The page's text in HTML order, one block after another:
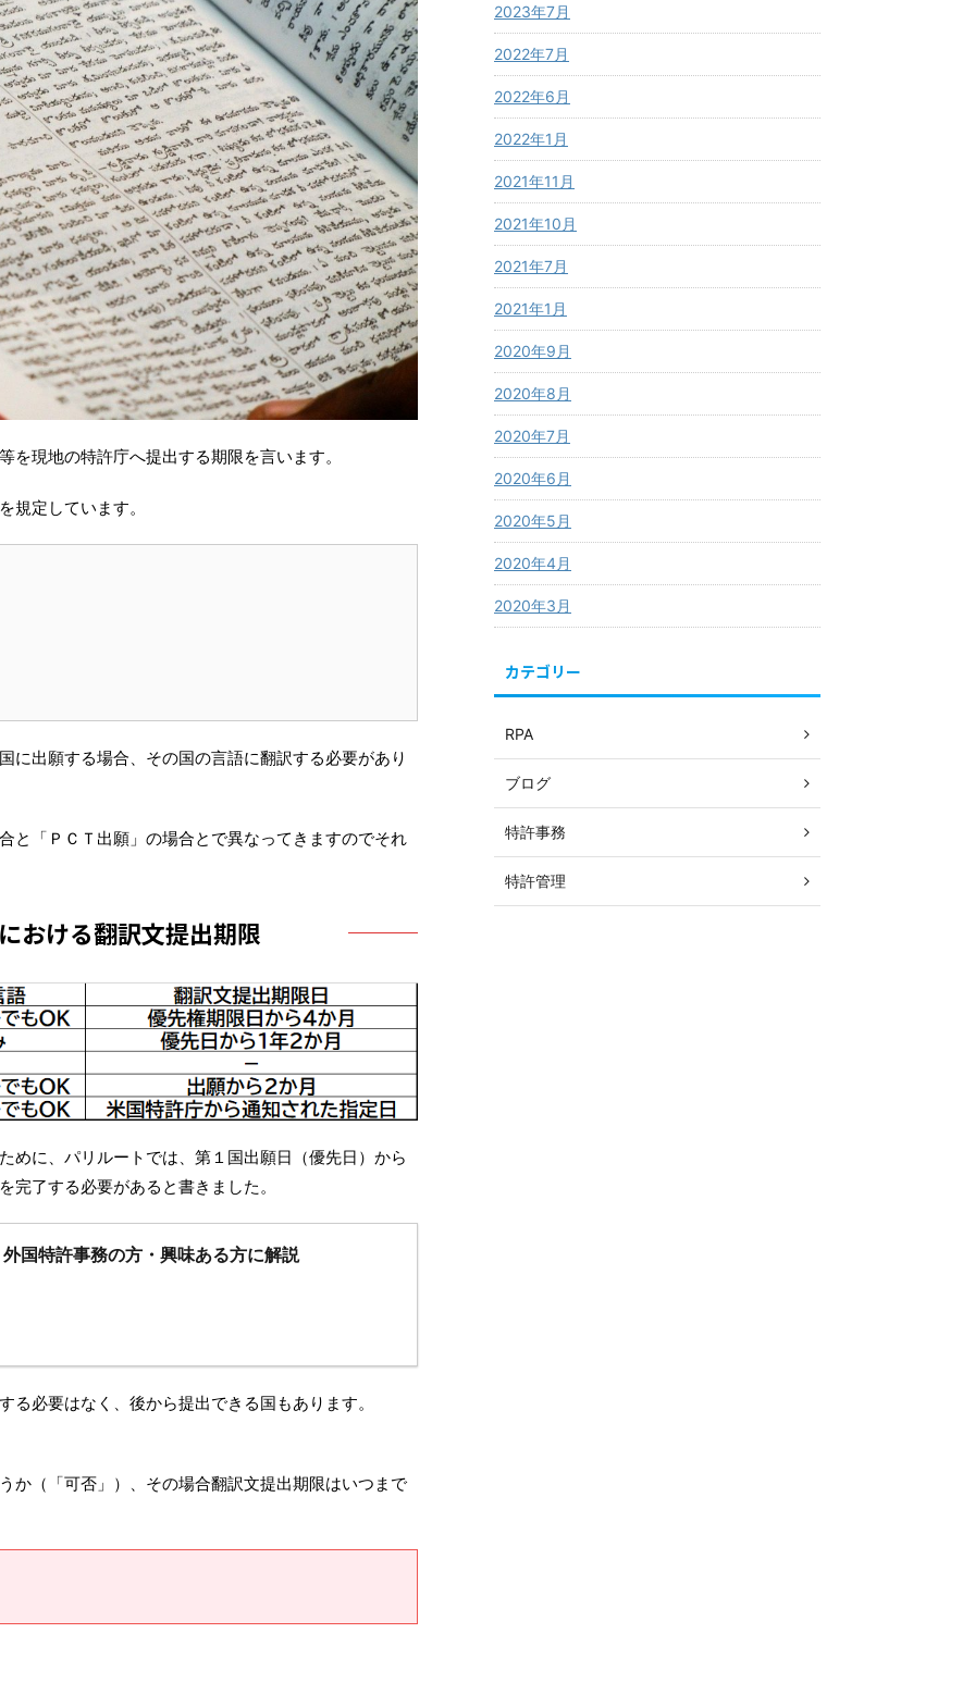
を現地の特許庁へ提出する期限を言います。
規定しています。
に出願する場合、その国の言語に翻訳する必要があり
と「ＰＣＴ出願」の場合とで異なってきますのでそれ
おける翻訳文提出期限
めに、パリルートでは、第１国出願日（優先日）から
完了する必要があると書きました。
国特許事務の方・興味ある方に解説
る必要はなく、後から提出できる国もあります。
か（「可否」）、その場合翻訳文提出期限はいつまで
2023年7月
2022年7月
2022年6月
2022年1月
2021年11月
2021年10月
2021年7月
2021年1月
2020年9月
2020年8月
2020年7月
2020年6月
2020年5月
2020年4月
2020年3月
カテゴリー
RPA
ブログ
特許事務
特許管理